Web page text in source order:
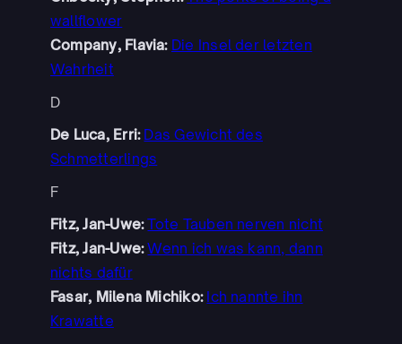
wallflower
Company, Flavia: Die Insel der letzten
Wahrheit
D
De Luca, Erri: Das Gewicht des
Schmetterlings
F
Fitz, Jan-Uwe: Tote Tauben nerven nicht
Fitz, Jan-Uwe:Wenn ich was kann, dann
nichts dafür
Fasar, Milena Michiko: Ich nannte ihn
Krawatte